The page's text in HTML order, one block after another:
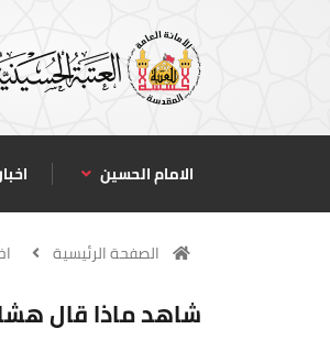
الامام الحسين
الصفحة الرئيسية
شاهد ماذا قال